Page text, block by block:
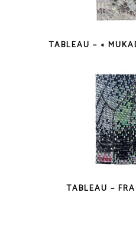
TABLEAU – «
TABLEAU –